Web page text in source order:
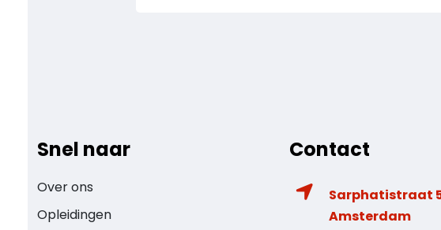
Snel naar
Over ons
Opleidingen
Contact
Sarphatistraat
Amsterdam